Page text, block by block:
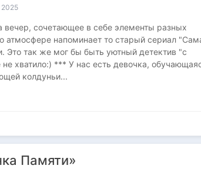
2025
вечер, сочетающее в себе элементы разных
напоминает то старый сериал
Это так же мог бы быть уютный детектив "с
хватило:) *** У нас есть девочка,
колдуньи...
Памяти»